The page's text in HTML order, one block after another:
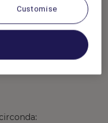
receptionist di
formazione
Customise